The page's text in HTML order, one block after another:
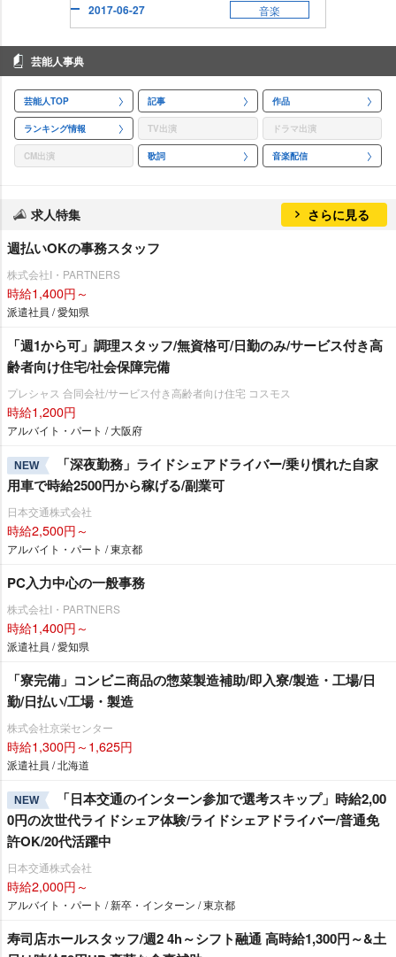
2017-06-27 音楽
芸能人事典
芸能人TOP 記事 作品
ランキング情報 TV出演 ドラマ出演
CM出演 歌詞 音楽配信
求人特集 さらに見る
週払いOKの事務スタッフ
株式会社I・PARTNERS
時給1,400円～
派遣社員 / 愛知県
「週1から可」調理スタッフ/無資格可/日勤のみ/サービス付き高
齢者向け住宅/社会保障完備
プレシャス 合同会社/サービス付き高齢者向け住宅 コスモス
時給1,200円
アルバイト・パート / 大阪府
NEW
「深夜勤務」ライドシェアドライバー/乗り慣れた自家
用車で時給2500円から稼げる/副業可
日本交通株式会社
時給2,500円～
アルバイト・パート / 東京都
PC入力中心の一般事務
株式会社I・PARTNERS
時給1,400円～
派遣社員 / 愛知県
「寮完備」コンビニ商品の惣菜製造補助/即入寮/製造・工場/日
勤/日払い/工場・製造
株式会社京栄センター
時給1,300円～1,625円
派遣社員 / 北海道
NEW
「日本交通のインターン参加で選考スキップ」時給2,00
0円の次世代ライドシェア体験/ライドシェアドライバー/普通免
許OK/20代活躍中
日本交通株式会社
時給2,000円～
アルバイト・パート / 新卒・インターン / 東京都
寿司店ホールスタッフ/週2 4h～シフト融通 高時給1,300円～&土